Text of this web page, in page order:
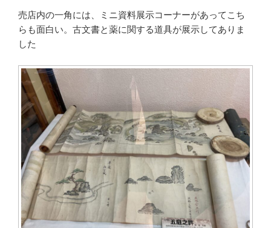
売店内の一角には、ミニ資料展示コーナーがあってこち
らも面白い。古文書と薬に関する道具が展示してありま
した